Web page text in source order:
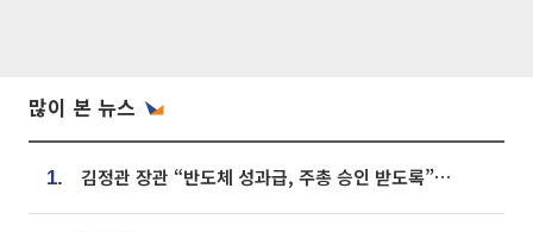
많이 본 뉴스
1. 김정관 장관 “반도체 성과급, 주총 승인 받도록”…상법·자본시장법 개정 시사